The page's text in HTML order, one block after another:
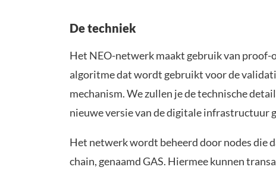
De techniek
Het NEO-netwerk maakt gebruik van
algoritme dat wordt gebruikt voor de
mechanism. We zullen je de technische
nieuwe versie van de digitale infrastructuur
Het netwerk wordt beheerd door nodes die
chain, genaamd GAS. Hiermee kunnen